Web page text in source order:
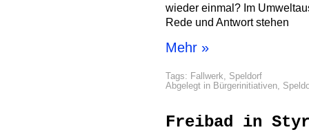
wieder einmal? Im
Rede und Antwort stehen
Mehr »
Tags: Fallwerk, Speldorf
Abgelegt in Bürgerinitiativen,
Freibad in